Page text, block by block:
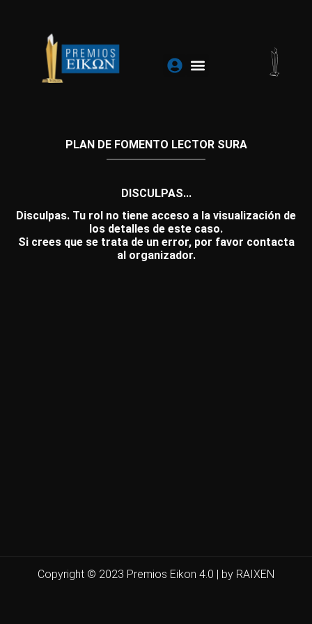
contenido
PLAN DE FOMENTO LECTOR SURA
DISCULPAS...
Disculpas. Tu rol no tiene acceso a la visualización de
los detalles de este caso.
Si crees que se trata de un error, por favor contacta
al organizador.
Copyright © 2023 Premios Eikon 4.0 | by RAIXEN